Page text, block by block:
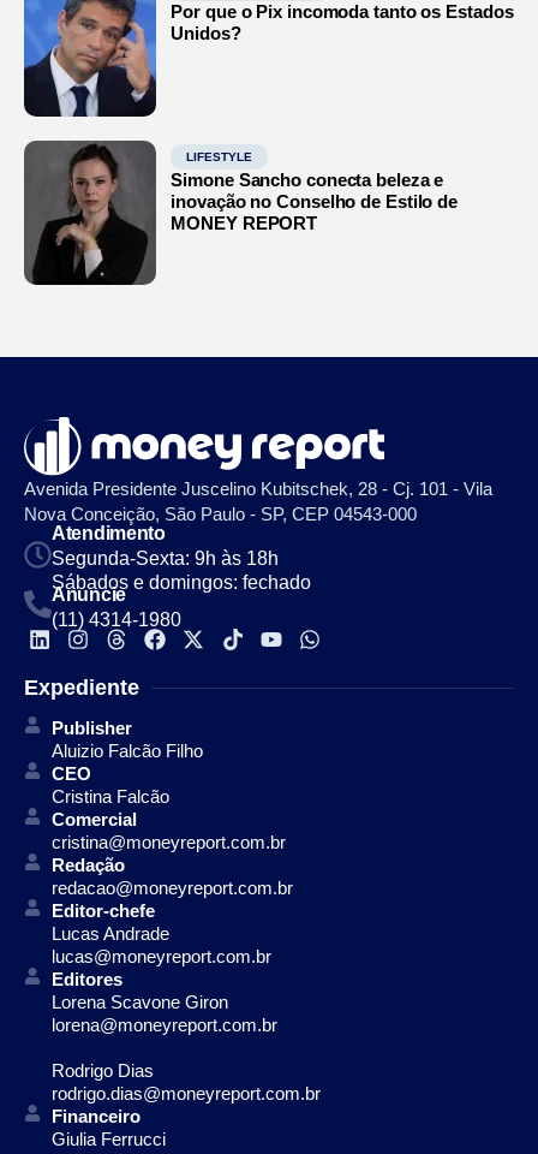
Por que o Pix incomoda tanto os Estados
Unidos?
LIFESTYLE
Simone Sancho conecta beleza e
inovação no Conselho de Estilo de
MONEY REPORT
Avenida Presidente Juscelino Kubitschek, 28 - Cj. 101 - Vila
Nova Conceição, São Paulo - SP, CEP 04543-000
Atendimento
Segunda-Sexta: 9h às 18h
Sábados e domingos: fechado
Anuncie
(11) 4314-1980
Expediente
Publisher
Aluizio Falcão Filho
CEO
Cristina Falcão
Comercial
cristina@moneyreport.com.br
Redação
redacao@moneyreport.com.br
Editor-chefe
Lucas Andrade
lucas@moneyreport.com.br
Editores
Lorena Scavone Giron
lorena@moneyreport.com.br
Rodrigo Dias
rodrigo.dias@moneyreport.com.br
Financeiro
Giulia Ferrucci